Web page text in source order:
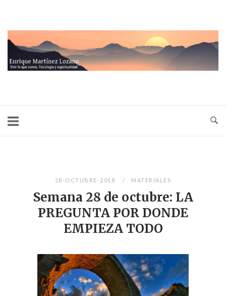
contenido
28-OCTUBRE-2018 MATERIALES
Semana 28 de octubre: LA
PREGUNTA POR DONDE
EMPIEZA TODO